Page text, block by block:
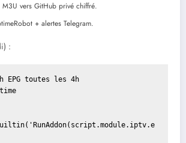
M3U vers GitHub privé chiffré.
+ alertes Telegram.
:
EPG toutes les 4h